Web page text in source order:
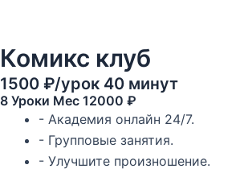
Комикс клуб
1500 ₽/урок 40 минут
8 Уроки Mec 12000 ₽
- Академия онлайн 24/7.
- Групповые занятия.
- Улучшите произношение.